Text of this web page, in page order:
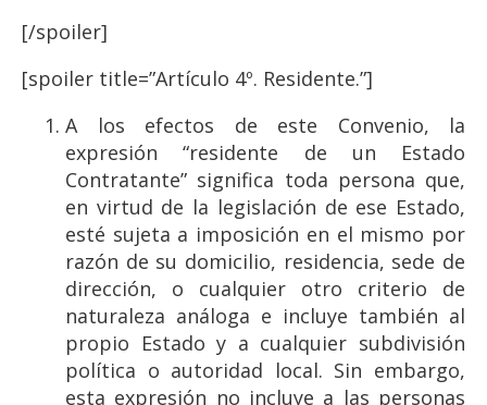
[/spoiler]
[spoiler title=”Artículo 4º. Residente.”]
A los efectos de este Convenio, la
expresión “residente de un Estado
Contratante” significa toda persona que,
en virtud de la legislación de ese Estado,
esté sujeta a imposición en el mismo por
razón de su domicilio, residencia, sede de
dirección, o cualquier otro criterio de
naturaleza análoga e incluye también al
propio Estado y a cualquier subdivisión
política o autoridad local. Sin embargo,
esta expresión no incluye a las personas